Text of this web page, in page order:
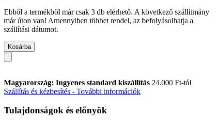
Ebből a termékből már csak 3 db elérhető. A következő szállítmány
már úton van! Amennyiben többet rendel, az befolyásolhatja a
szállítási dátumot.
Kosárba
Magyarország: Ingyenes standard kiszállítás 24.000 Ft-tól
Szállítás és kézbesítés - További információk
Tulajdonságok és előnyök